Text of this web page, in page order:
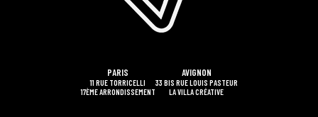
PARIS
11 RUE TORRICELLI
17ÈME ARRONDISSEMENT
AVIGNON
33 BIS RUE LOUIS PASTEUR
LA VILLA CRÉATIVE